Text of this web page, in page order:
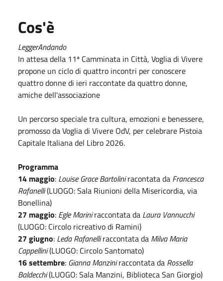
Cos'è
LeggerAndando
In attesa della 11ª Camminata in Città, Voglia di Vivere
propone un ciclo di quattro incontri per conoscere
quattro donne di ieri raccontate da quattro donne,
amiche dell'associazione
Un percorso speciale tra cultura, emozioni e benessere,
promosso da Voglia di Vivere OdV, per celebrare Pistoia
Capitale Italiana del Libro 2026.
Programma
14 maggio: Louise Grace Bartoliniracontata da Francesca
Rafanelli(LUOGO: Sala Riunioni della Misericordia, via
Bonellina)
27 maggio: Egle Mariniraccontata da Laura Vannucchi
(LUOGO: Circolo ricreativo di Ramini)
27 giugno: Leda Rafanelliraccontata da Milva Maria
Cappellini(LUOGO: Circolo Santomato)
16 settembre: Gianna Manziniraccontata da Rossella
Baldecchi(LUOGO: Sala Manzini, Biblioteca San Giorgio)